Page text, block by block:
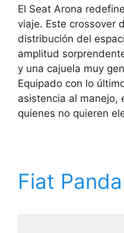
El Seat Arona
viaje. Este crossover
distribución del
amplitud
y una cajuela muy
Equipado con lo
asistencia al manejo,
quienes no quieren
Fiat Panda